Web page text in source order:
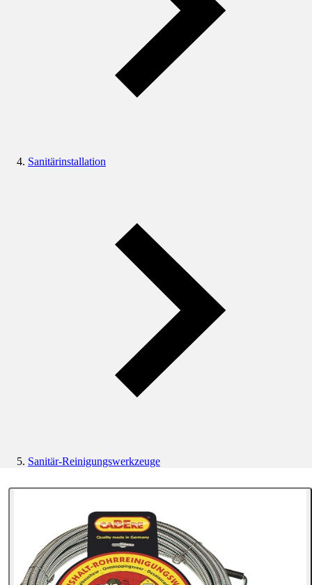
Sanitärinstallation
Sanitär-Reinigungswerkzeuge